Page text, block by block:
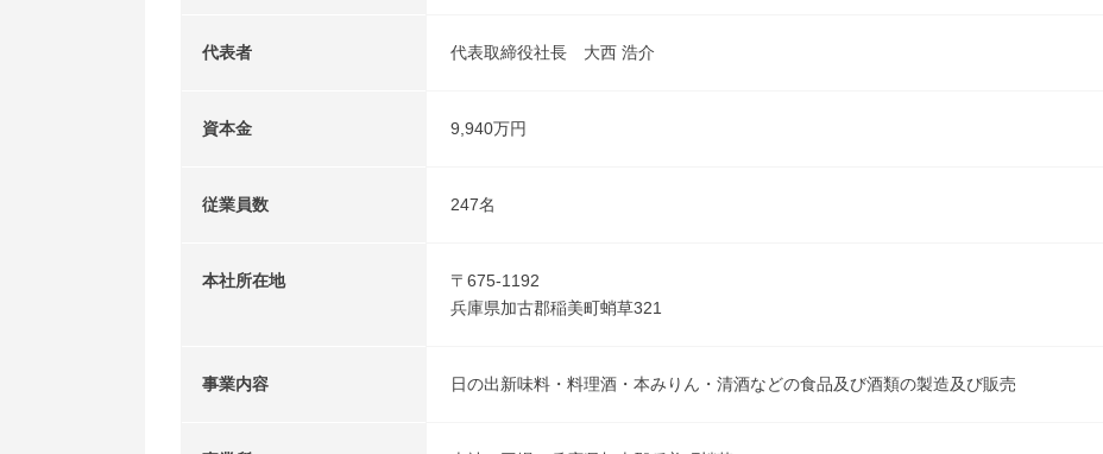
代表者 代表取締役社長 大西 浩介
資本金 9,940万円
従業員数 247名
本社所在地
〒675-1192
兵庫県加古郡稲美町蛸草321
事業内容 日の出新味料・料理酒・本みりん・清酒などの食品及び酒類の製造及び販売